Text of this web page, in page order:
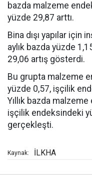
bazda malzeme
yüzde 29,87 arttı.
Bina dışı yapılar için
aylık bazda yüzde
29,06 artış gösterdi.
Bu grupta malzeme
yüzde 0,57, işçilik
Yıllık bazda
işçilik endeksindeki
gerçekleşti.
Kaynak: İLKHA